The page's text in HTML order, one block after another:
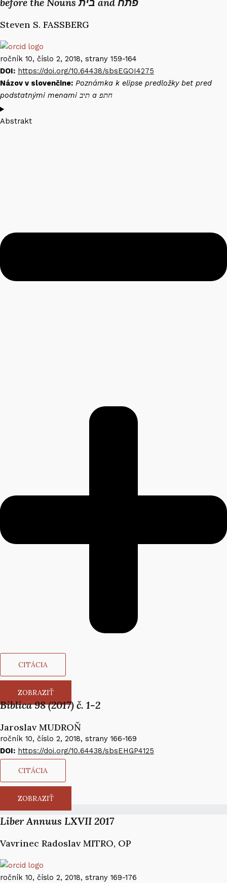
Steven S. FASSBERG​
ročník 10, číslo 2, 2018, strany 159-164
DOI: https://doi.org/10.64438/sbsEGOI4275
Názov v slovenčine: Poznámka k elipse predložky bet pred
podstatnými menami תיב a חתפ
Abstrakt
CITÁCIA
ZOBRAZIŤ
Biblica 98 (2017) č. 1-2
Jaroslav MUDROŇ​
ročník 10, číslo 2, 2018, strany 166-169
DOI: https://doi.org/10.64438/sbsEHGP4125
CITÁCIA
ZOBRAZIŤ
Liber Annuus LXVII 2017
Vavrinec Radoslav MITRO, OP
ročník 10, číslo 2, 2018, strany 169-176